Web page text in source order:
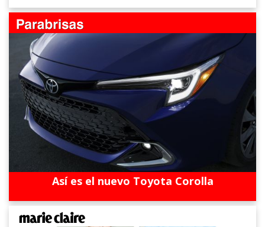
Así es el nuevo Toyota Corolla